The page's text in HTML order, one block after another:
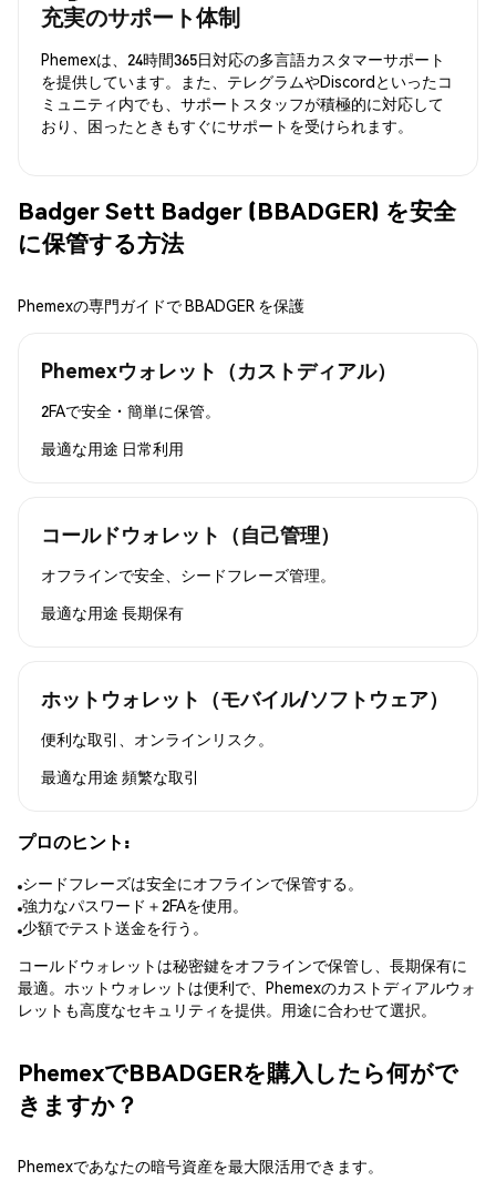
充実のサポート体制
Phemexは、24時間365日対応の多言語カスタマーサポート
を提供しています。また、テレグラムやDiscordといったコ
ミュニティ内でも、サポートスタッフが積極的に対応して
おり、困ったときもすぐにサポートを受けられます。
Badger Sett Badger (BBADGER) を安全
に保管する方法
Phemexの専門ガイドで BBADGER を保護
Phemexウォレット（カストディアル）
2FAで安全・簡単に保管。
最適な用途 日常利用
コールドウォレット（自己管理）
オフラインで安全、シードフレーズ管理。
最適な用途 長期保有
ホットウォレット（モバイル/ソフトウェア）
便利な取引、オンラインリスク。
最適な用途 頻繁な取引
プロのヒント:
シードフレーズは安全にオフラインで保管する。
強力なパスワード＋2FAを使用。
少額でテスト送金を行う。
コールドウォレットは秘密鍵をオフラインで保管し、長期保有に
最適。ホットウォレットは便利で、Phemexのカストディアルウォ
レットも高度なセキュリティを提供。用途に合わせて選択。
PhemexでBBADGERを購入したら何がで
きますか？
Phemexであなたの暗号資産を最大限活用できます。